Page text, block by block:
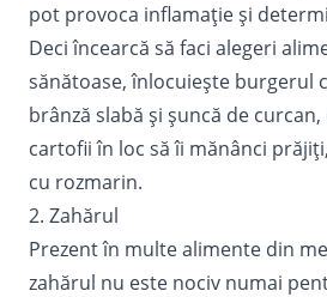
pot provoca inflamaţie şi
Deci încearcă să faci alegeri
sănătoase, înlocuiește burgerul
brânză slabă și șuncă de
cartofii în loc să îi mănânci
cu rozmarin.
2. Zahărul
Prezent în multe alimente din
zahărul nu este nociv numai